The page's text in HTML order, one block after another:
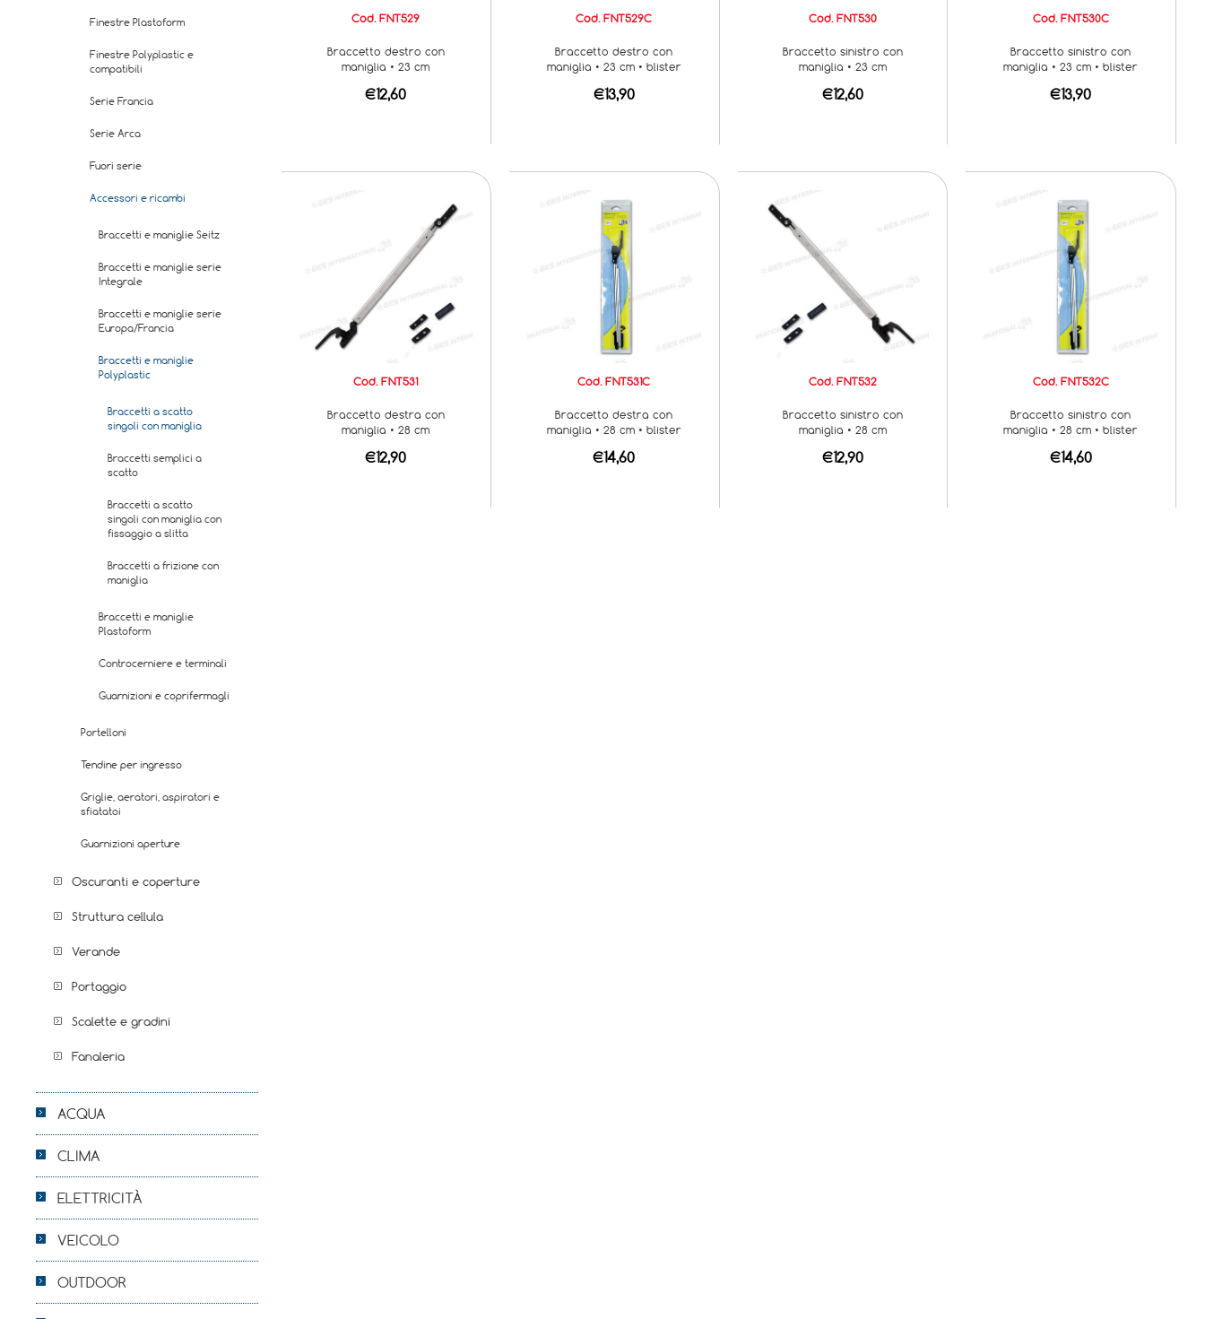
Cod. FNT529
Braccetto destro con
maniglia • 23 cm
€12,60
Cod. FNT529C
Braccetto destro con
maniglia • 23 cm • blister
€13,90
Cod. FNT530
Braccetto sinistro con
maniglia • 23 cm
€12,60
Cod. FNT530C
Braccetto sinistro con
maniglia • 23 cm • blister
€13,90
Cod. FNT531
Braccetto destra con
maniglia • 28 cm
€12,90
Cod. FNT531C
Braccetto destra con
maniglia • 28 cm • blister
€14,60
Cod. FNT532
Braccetto sinistro con
maniglia • 28 cm
€12,90
Cod. FNT532C
Braccetto sinistro con
maniglia • 28 cm • blister
€14,60
Finestre Plastoform
Finestre Polyplastic e
compatibili
Serie Francia
Serie Arca
Fuori serie
Accessori e ricambi
Braccetti e maniglie Seitz
Braccetti e maniglie serie
Integrale
Braccetti e maniglie serie
Europa/Francia
Braccetti e maniglie
Polyplastic
Braccetti a scatto
singoli con maniglia
Braccetti semplici a
scatto
Braccetti a scatto
singoli con maniglia con
fissaggio a slitta
Braccetti a frizione con
maniglia
Braccetti e maniglie
Plastoform
Controcerniere e terminali
Guarnizioni e coprifermagli
Portelloni
Tendine per ingresso
Griglie, aeratori, aspiratori e
sfiatatoi
Guarnizioni aperture
Oscuranti e coperture
Struttura cellula
Verande
Portaggio
Scalette e gradini
Fanaleria
ACQUA
CLIMA
ELETTRICITÀ
VEICOLO
OUTDOOR